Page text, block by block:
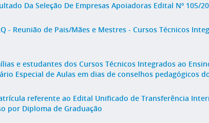
Da Seleção De Empresas Apoiadoras Edital Nº 105/
- Reunião de Pais/Mães e Mestres - Cursos Técnicos
e estudantes dos Cursos Técnicos Integrados ao
Especial de Aulas em dias de conselhos pedagógicos
referente ao Edital Unificado de Transferência
por Diploma de Graduação